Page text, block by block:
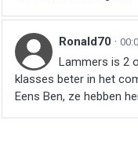
Ronald70 ·
Lammers is 2
klasses beter in het
Eens Ben, ze hebben